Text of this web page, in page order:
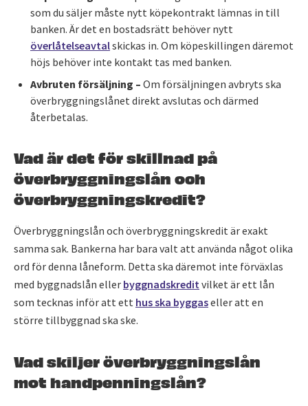
som du säljer måste nytt köpekontrakt lämnas in till
banken. Är det en bostadsrätt behöver nytt
överlåtelseavtalskickas in. Om köpeskillingen däremot
höjs behöver inte kontakt tas med banken.
Avbruten försäljning – Om försäljningen avbryts ska
överbryggningslånet direkt avslutas och därmed
återbetalas.
Vad är det för skillnad på
överbryggningslån och
överbryggningskredit?
Överbryggningslån och överbryggningskredit är exakt
samma sak. Bankerna har bara valt att använda något olika
ord för denna låneform. Detta ska däremot inte förväxlas
med byggnadslån eller byggnadskreditvilket är ett lån
som tecknas inför att ett hus ska byggaseller att en
större tillbyggnad ska ske.
Vad skiljer överbryggningslån
mot handpenningslån?